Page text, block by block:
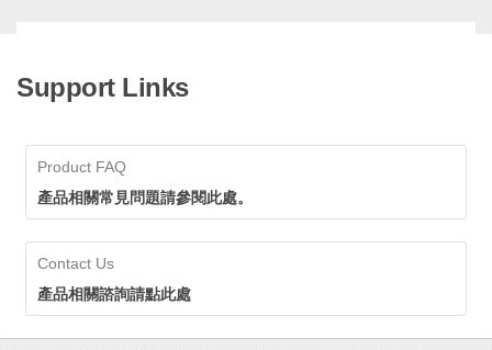
Support Links
Product FAQ
產品相關常見問題請參閱此處。
Contact Us
產品相關諮詢請點此處